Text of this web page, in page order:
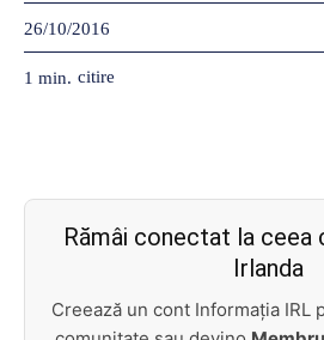
26/10/2016
1 min. citire
Rămâi conectat la ceea
Irlanda
Creează un cont Informația IRL